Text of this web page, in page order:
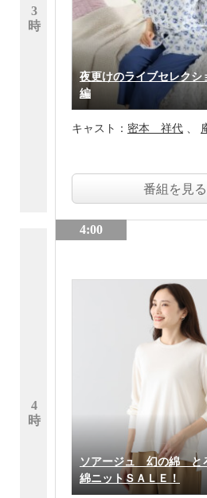
3
時
4
時
夜更けのライブセレク
編
キャスト： 密本 祥代
番組を見る
4:00
ソアージュ 幻の綿 と
綿ニットＳＡＬＥ！